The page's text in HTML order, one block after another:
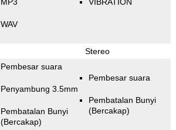
WAV
Stereo
Pembesar suara
Penyambung 3.5mm
Pembatalan Bunyi
(Bercakap)
Pembesar suara
Pembatalan Bunyi
(Bercakap)